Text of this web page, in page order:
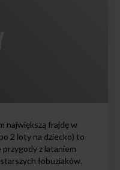
największą frajdę w
2 loty na dziecko) to
przygody z lataniem
łobuziaków.